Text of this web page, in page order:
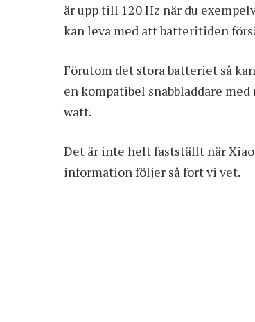
är upp till 120 Hz när du
kan leva med att batteritiden
Förutom det stora batteriet så
en kompatibel snabbladdare
watt.
Det är inte helt fastställt när
information följer så fort vi vet.